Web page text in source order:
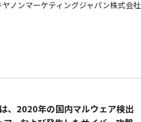
ヤノンマーケティングジャパン株式会社
2020年の国内マルウェア検出